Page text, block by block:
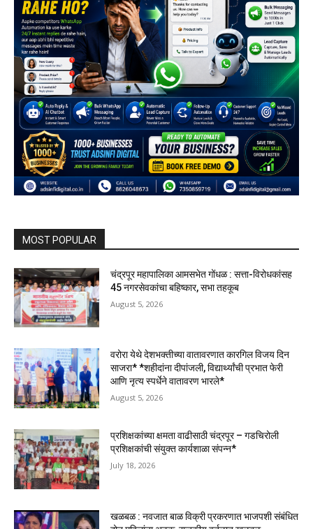
MOST POPULAR
चंद्रपूर महापालिका आमसभेत गोंधळ : सत्ता-विरोधकांसह
45 नगरसेवकांचा बहिष्कार, सभा तहकूब
August 5, 2026
वरोरा येथे देशभक्तीच्या वातावरणात कारगिल विजय दिन
साजरा* *शहीदांना दीपांजली, विद्यार्थ्यांची प्रभात फेरी
आणि नृत्य स्पर्धेने वातावरण भारले*
August 5, 2026
प्रशिक्षकांच्या क्षमता वाढीसाठी चंद्रपूर – गडचिरोली
प्रशिक्षकांची संयुक्त कार्यशाळा संपन्न*
July 18, 2026
खळबळ : नवजात बाळ विक्री प्रकरणात भाजपशी संबंधित